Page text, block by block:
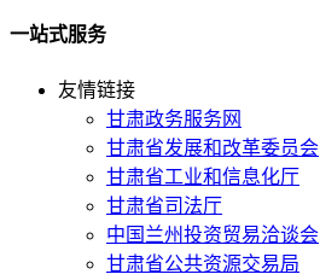
一站式服务
友情链接
甘肃政务服务网
甘肃省发展和改革委员会
甘肃省工业和信息化厅
甘肃省司法厅
中国兰州投资贸易洽谈会
甘肃省公共资源交易局